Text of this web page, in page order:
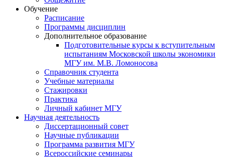
Обучение
Расписание
Программы дисциплин
Дополнительное образование
Подготовительные курсы к вступительным
испытаниям Московской школы экономики
МГУ им. М.В. Ломоносова
Справочник студента
Учебные материалы
Стажировки
Практика
Личный кабинет МГУ
Научная деятельность
Диссертационный совет
Научные публикации
Программа развития МГУ
Всероссийские семинары